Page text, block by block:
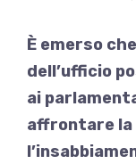
È emerso
dell’ufficio
ai
affrontare la